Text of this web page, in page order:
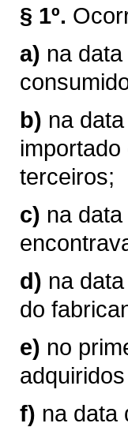
§ 1º.
a) na
b) na
terceiros;
c) na
d) na
do
e) no
f) na data